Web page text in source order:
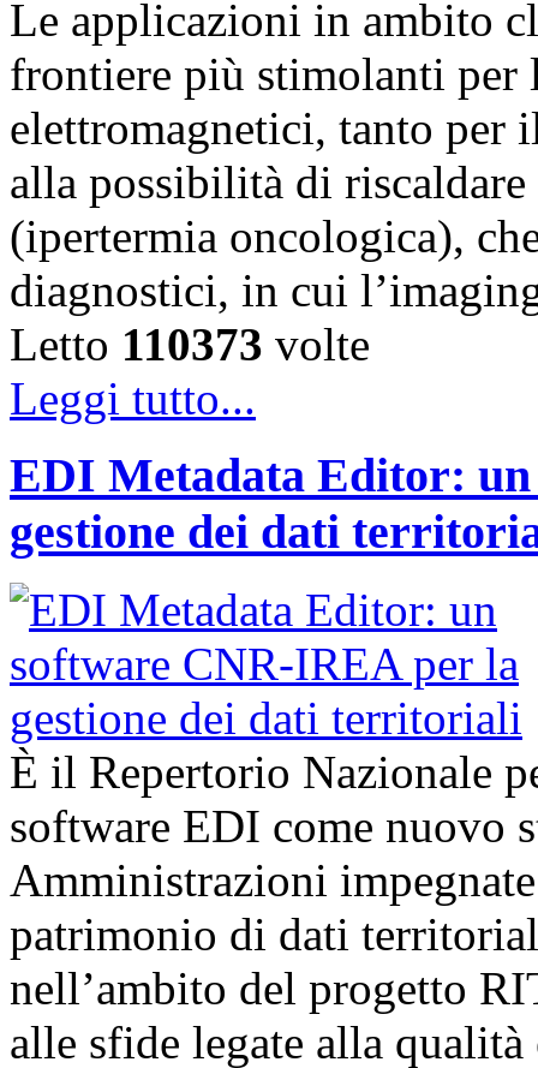
Le applicazioni in ambito
frontiere più stimolanti per
elettromagnetici, tanto per
alla possibilità di
(ipertermia oncologica),
diagnostici, in cui
Letto 110373 volte
Leggi tutto...
EDI Metadata Editor:
gestione dei dati
È il Repertorio Nazionale
software EDI come nuovo
Amministrazioni
patrimonio di dati
nell’ambito del progetto
alle sfide legate alla qualità